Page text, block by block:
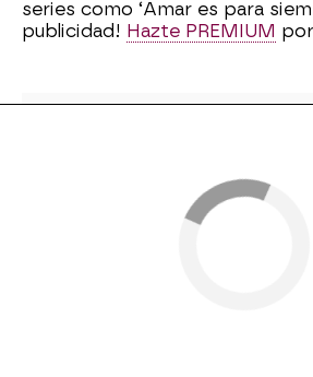
series como ‘Amar es para
publicidad! Hazte PREMIUM